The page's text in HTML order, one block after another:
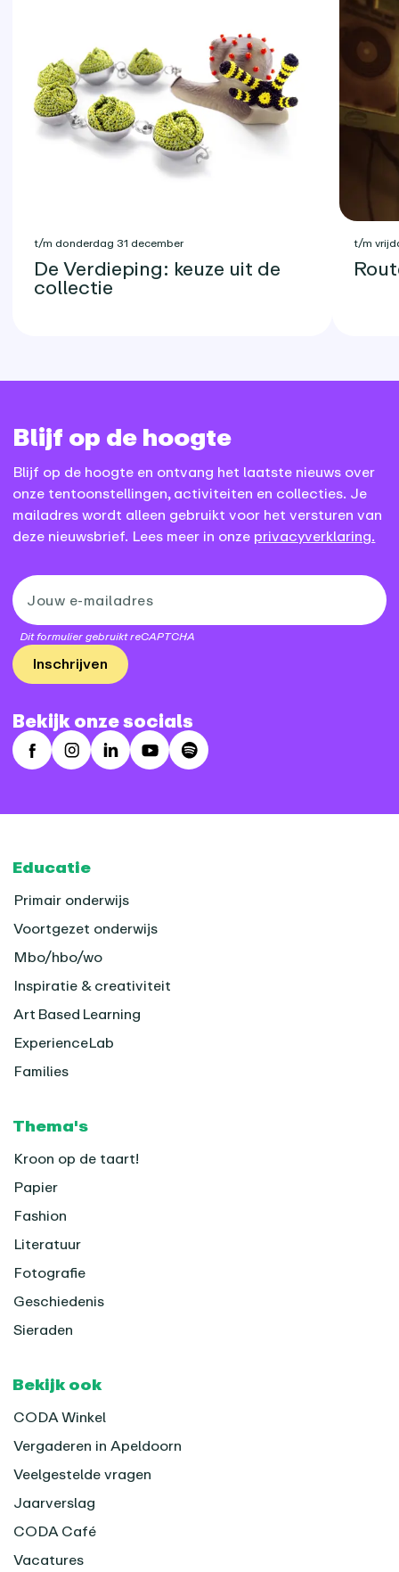
t/m donderdag 31 december
De Verdieping: keuze uit de
collectie
t/m
Blijf op de hoogte
Blijf op de hoogte en ontvang het laatste nieuws over
onze tentoonstellingen, activiteiten en collecties. Je
mailadres wordt alleen gebruikt voor het versturen van
deze nieuwsbrief. Lees meer in onze privacyverklaring.
Dit formulier gebruikt reCAPTCHA
Inschrijven
Bekijk onze socials
FacebookInstagram
LinkedInYoutubeSpotify
Footer
Educatie
Primair onderwijs
Voortgezet onderwijs
Mbo/hbo/wo
Inspiratie & creativiteit
Art Based Learning
ExperienceLab
Families
Thema's
Kroon op de taart!
Papier
Fashion
Literatuur
Fotografie
Geschiedenis
Sieraden
Bekijk ook
CODA Winkel
Vergaderen in Apeldoorn
Veelgestelde vragen
Jaarverslag
CODA Café
Vacatures